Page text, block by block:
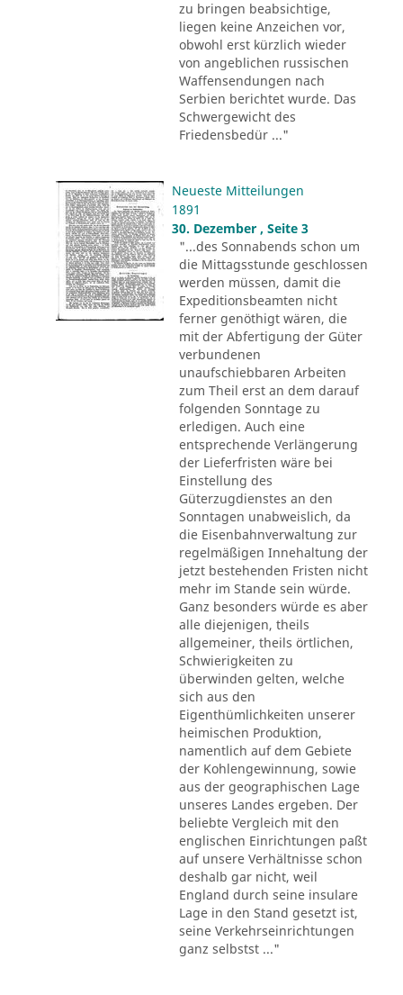
zu bringen beabsichtige,
liegen keine Anzeichen vor,
obwohl erst kürzlich wieder
von angeblichen russischen
Waffensendungen nach
Serbien berichtet wurde. Das
Schwergewicht des
Friedensbedür ..."
Neueste Mitteilungen
1891
30. Dezember , Seite 3
"...des Sonnabends schon um
die Mittagsstunde geschlossen
werden müssen, damit die
Expeditionsbeamten nicht
ferner genöthigt wären, die
mit der Abfertigung der Güter
verbundenen
unaufschiebbaren Arbeiten
zum Theil erst an dem darauf
folgenden Sonntage zu
erledigen. Auch eine
entsprechende Verlängerung
der Lieferfristen wäre bei
Einstellung des
Güterzugdienstes an den
Sonntagen unabweislich, da
die Eisenbahnverwaltung zur
regelmäßigen Innehaltung der
jetzt bestehenden Fristen nicht
mehr im Stande sein würde.
Ganz besonders würde es aber
alle diejenigen, theils
allgemeiner, theils örtlichen,
Schwierigkeiten zu
überwinden gelten, welche
sich aus den
Eigenthümlichkeiten unserer
heimischen Produktion,
namentlich auf dem Gebiete
der Kohlengewinnung, sowie
aus der geographischen Lage
unseres Landes ergeben. Der
beliebte Vergleich mit den
englischen Einrichtungen paßt
auf unsere Verhältnisse schon
deshalb gar nicht, weil
England durch seine insulare
Lage in den Stand gesetzt ist,
seine Verkehrseinrichtungen
ganz selbstst ..."